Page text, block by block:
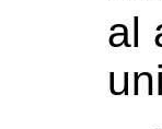
al